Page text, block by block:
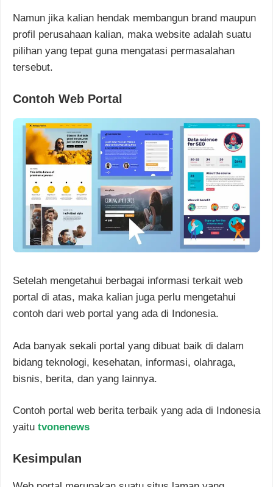
Namun jika kalian hendak membangun brand maupun
profil perusahaan kalian, maka website adalah suatu
pilihan yang tepat guna mengatasi permasalahan
tersebut.
Contoh Web Portal
Setelah mengetahui berbagai informasi terkait web
portal di atas, maka kalian juga perlu mengetahui
contoh dari web portal yang ada di Indonesia.
Ada banyak sekali portal yang dibuat baik di dalam
bidang teknologi, kesehatan, informasi, olahraga,
bisnis, berita, dan yang lainnya.
Contoh portal web berita terbaik yang ada di Indonesia
yaitu tvonenews
Kesimpulan